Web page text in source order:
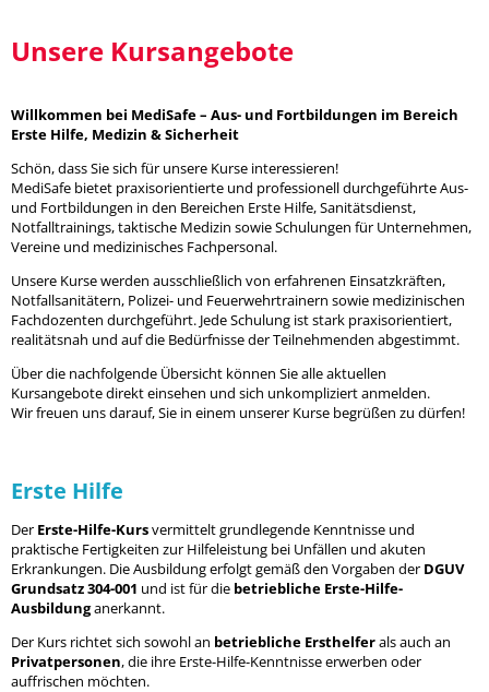
Unsere Kursangebote
Willkommen bei MediSafe – Aus- und Fortbildungen im Bereich
Erste Hilfe, Medizin & Sicherheit
Schön, dass Sie sich für unsere Kurse interessieren!
MediSafe bietet praxisorientierte und professionell durchgeführte Aus-
und Fortbildungen in den Bereichen Erste Hilfe, Sanitätsdienst,
Notfalltrainings, taktische Medizin sowie Schulungen für Unternehmen,
Vereine und medizinisches Fachpersonal.
Unsere Kurse werden ausschließlich von erfahrenen Einsatzkräften,
Notfallsanitätern, Polizei- und Feuerwehrtrainern sowie medizinischen
Fachdozenten durchgeführt. Jede Schulung ist stark praxisorientiert,
realitätsnah und auf die Bedürfnisse der Teilnehmenden abgestimmt.
Über die nachfolgende Übersicht können Sie alle aktuellen
Kursangebote direkt einsehen und sich unkompliziert anmelden.
Wir freuen uns darauf, Sie in einem unserer Kurse begrüßen zu dürfen!
Erste Hilfe
Der Erste-Hilfe-Kursvermittelt grundlegende Kenntnisse und
praktische Fertigkeiten zur Hilfeleistung bei Unfällen und akuten
Erkrankungen. Die Ausbildung erfolgt gemäß den Vorgaben der DGUV
Grundsatz 304-001 und ist für die betriebliche Erste-Hilfe-
Ausbildunganerkannt.
Der Kurs richtet sich sowohl an betriebliche Ersthelferals auch an
Privatpersonen, die ihre Erste-Hilfe-Kenntnisse erwerben oder
auffrischen möchten.